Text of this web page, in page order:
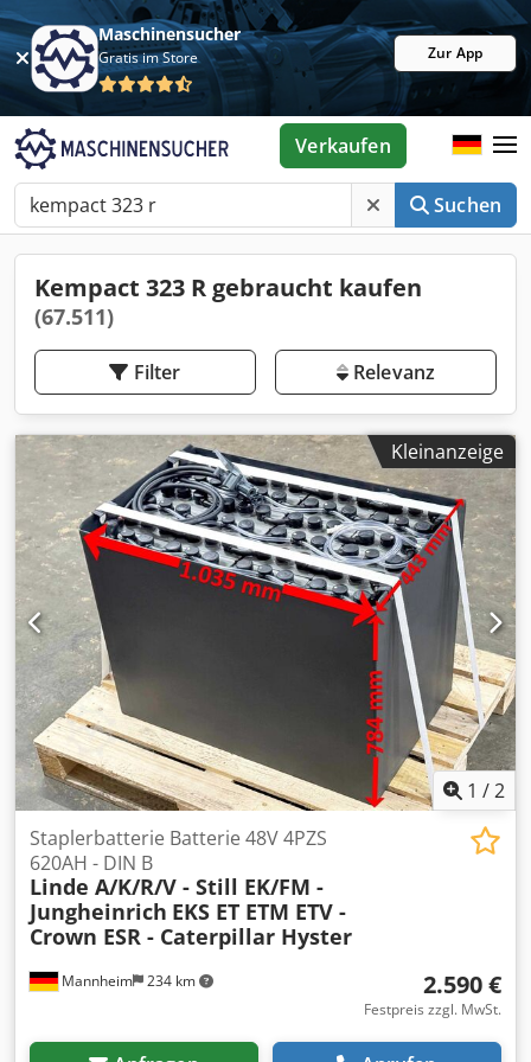
Maschinensucher
Gratis im Store Zur App
Suchen
Verkaufen
Kempact 323 R gebraucht kaufen
(67.511)
Filter Relevanz
Kleinanzeige
1 /2
Mannheim 234 km
Staplerbatterie Batterie 48V 4PZS
620AH - DIN B
Linde A/K/R/V - Still EK/FM -
Jungheinrich EKS ET ETM ETV -
Crown ESR - Caterpillar Hyster
2.590 €
Festpreis zzgl. MwSt.